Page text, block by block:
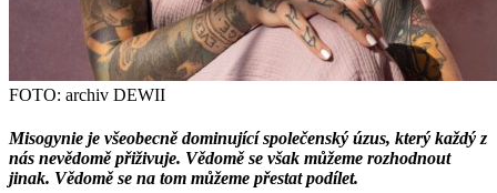
FOTO: archiv DEWII
Misogynie je všeobecně dominující společenský úzus, který každý z
nás nevědomě přiživuje. Vědomě se však můžeme rozhodnout
jinak. Vědomě se na tom můžeme přestat podílet.